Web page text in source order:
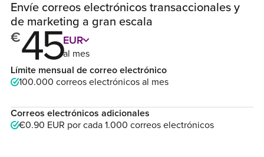
Envíe correos electrónicos transaccionales y
de marketing a gran escala
€45EUR
al mes
Límite mensual de correo electrónico
100.000 correos electrónicos al mes
Correos electrónicos adicionales
€0.90 EUR por cada 1.000 correos electrónicos